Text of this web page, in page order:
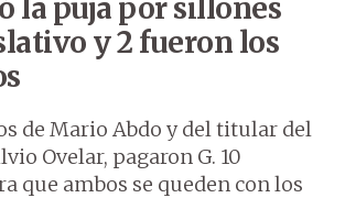
la puja por sillones
y 2 fueron los
de Mario Abdo y del titular del
Ovelar, pagaron G. 10
que ambos se queden con los